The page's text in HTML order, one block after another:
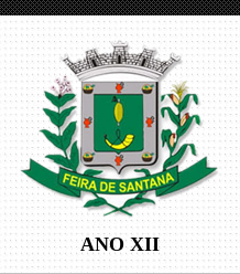
ANO XII